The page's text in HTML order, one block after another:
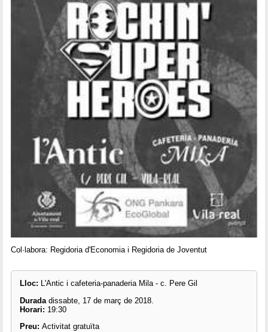
Col·labora: Regidoria d'Economia i Regidoria de Joventut
Lloc: L'Antic i cafeteria-panaderia Mila - c. Pere Gil
Durada dissabte, 17 de març de 2018.
Horari: 19:30
Preu: Activitat gratuïta